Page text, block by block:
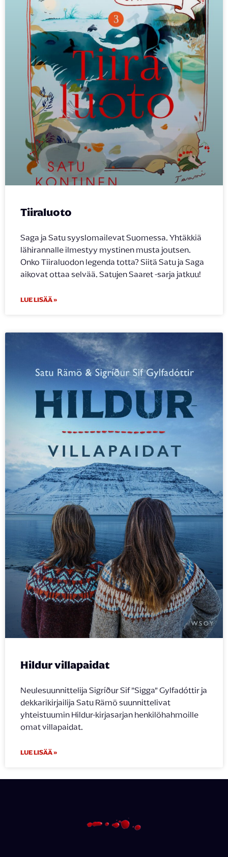
Tiiraluoto
Saga ja Satu syyslomailevat Suomessa. Yhtäkkiä
lähirannalle ilmestyy mystinen musta joutsen.
Onko Tiiraluodon legenda totta? Siitä Satu ja Saga
aikovat ottaa selvää. Satujen Saaret -sarja jatkuu!
LUE LISÄÄ »
Hildur villapaidat
Neulesuunnittelija Sigríður Sif ”Sigga” Gylfadóttir ja
dekkarikirjailija Satu Rämö suunnittelivat
yhteistuumin Hildur-kirjasarjan henkilöhahmoille
omat villapaidat.
LUE LISÄÄ »